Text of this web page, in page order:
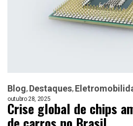
Blog Destaques
outubro 28, 2025
Crise global de chips